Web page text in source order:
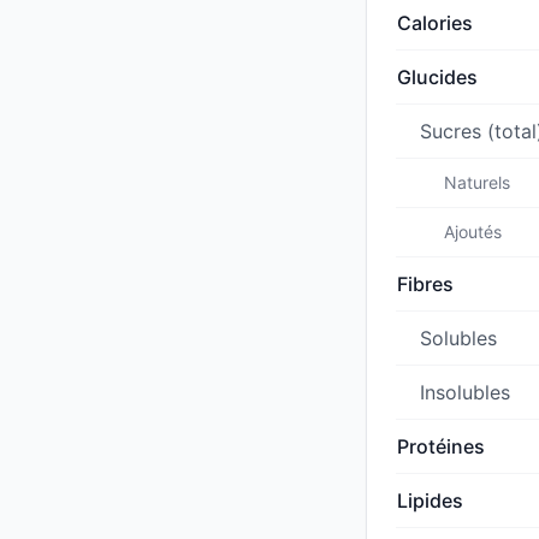
Calories
Glucides
Sucres
Naturels
Ajoutés
Fibres
Solubles
Insolubles
Protéines
Lipides